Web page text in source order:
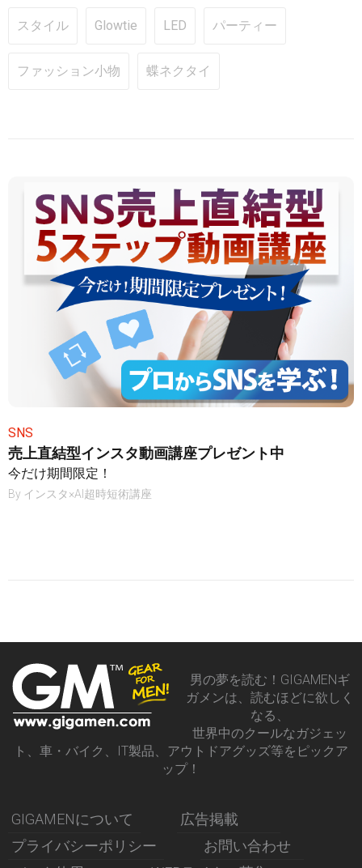
スタイル Glowtie LED パーティー
ファッション小物 蝶ネクタイ
SNS
売上直結型インスタ動画講座プレゼント中
今だけ期間限定！
By インスタ×AI超時短術講座
男の夢を読む！GIGAMENギ
ガメンは、読むほどに欲しく
なる、
世界中のクールなガジェッ
ト、車・バイク、IT製品、アウトドアグッズ等をピックア
ップ！
GIGAMENについて
広告掲載
プライバシーポリシー
お問い合わせ